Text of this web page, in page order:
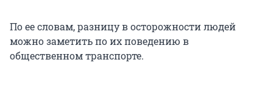
По ее словам, разницу в осторожности людей
можно заметить по их поведению в
общественном транспорте.